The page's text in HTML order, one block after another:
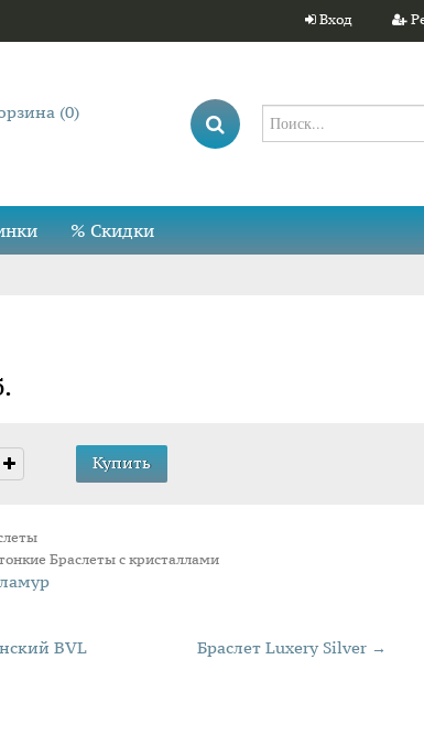
Вход
(0)
% Скидки
Браслеты с кристаллами
BVL Браслет Lux​ery Silver →